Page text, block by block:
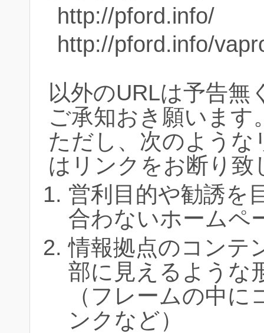
http://pford.info/
http://pford.info/
以外のURLは予告無
ご承知おき願います
ただし、次のよう
はリンクをお断り致
営利目的や勧誘を
合わないホームペ
情報拠点のコンテ
部に見えるような
（フレームの中
ンクなど）